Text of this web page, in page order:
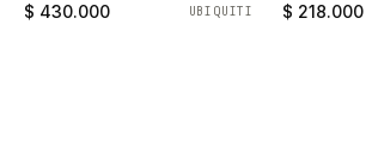
$ 430.000
UBIQUITI
$ 218.000